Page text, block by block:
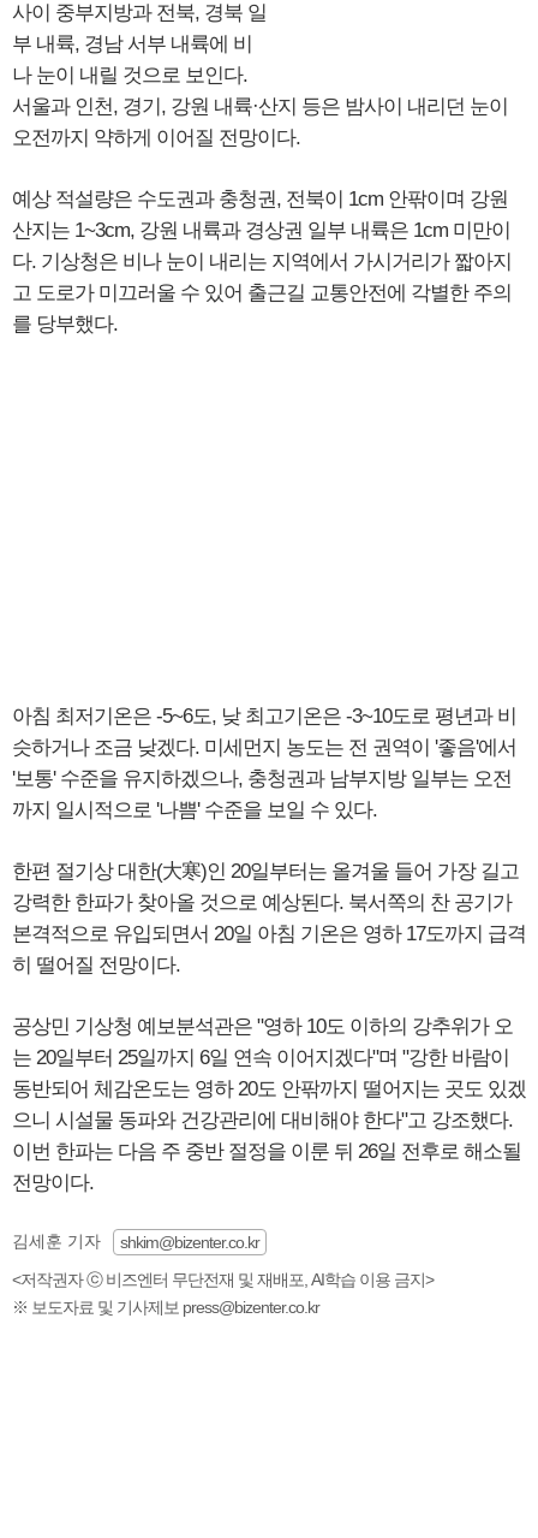
사이 중부지방과 전북, 경북 일
부 내륙, 경남 서부 내륙에 비
나 눈이 내릴 것으로 보인다.
서울과 인천, 경기, 강원 내륙·산지 등은 밤사이 내리던 눈이
오전까지 약하게 이어질 전망이다.
예상 적설량은 수도권과 충청권, 전북이 1cm 안팎이며 강원
산지는 1~3cm, 강원 내륙과 경상권 일부 내륙은 1cm 미만이
다. 기상청은 비나 눈이 내리는 지역에서 가시거리가 짧아지
고 도로가 미끄러울 수 있어 출근길 교통안전에 각별한 주의
를 당부했다.
아침 최저기온은 -5~6도, 낮 최고기온은 -3~10도로 평년과 비
슷하거나 조금 낮겠다. 미세먼지 농도는 전 권역이 '좋음'에서
'보통' 수준을 유지하겠으나, 충청권과 남부지방 일부는 오전
까지 일시적으로 '나쁨' 수준을 보일 수 있다.
한편 절기상 대한(大寒)인 20일부터는 올겨울 들어 가장 길고
강력한 한파가 찾아올 것으로 예상된다. 북서쪽의 찬 공기가
본격적으로 유입되면서 20일 아침 기온은 영하 17도까지 급격
히 떨어질 전망이다.
공상민 기상청 예보분석관은 "영하 10도 이하의 강추위가 오
는 20일부터 25일까지 6일 연속 이어지겠다"며 "강한 바람이
동반되어 체감온도는 영하 20도 안팎까지 떨어지는 곳도 있겠
으니 시설물 동파와 건강관리에 대비해야 한다"고 강조했다.
이번 한파는 다음 주 중반 절정을 이룬 뒤 26일 전후로 해소될
전망이다.
김세훈 기자
shkim@bizenter.co.kr
<저작권자 ⓒ 비즈엔터 무단전재 및 재배포, AI학습 이용 금지>
※ 보도자료 및 기사제보 press@bizenter.co.kr